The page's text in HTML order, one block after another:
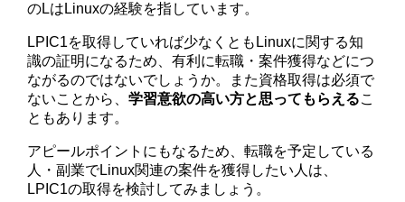
のLはLinuxの経験を指しています。
LPIC1を取得していれば少なくともLinuxに関する知
識の証明になるため、有利に転職・案件獲得などにつ
ながるのではないでしょうか。また資格取得は必須で
ないことから、学習意欲の高い方と思ってもらえるこ
ともあります。
アピールポイントにもなるため、転職を予定している
人・副業でLinux関連の案件を獲得したい人は、
LPIC1の取得を検討してみましょう。